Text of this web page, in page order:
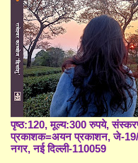
पृष्ठ:120, मूल्य:300 रुपये,
प्रकाशक=अयन प्रकाशन, जे-19/
नगर, नई दिल्ली-110059